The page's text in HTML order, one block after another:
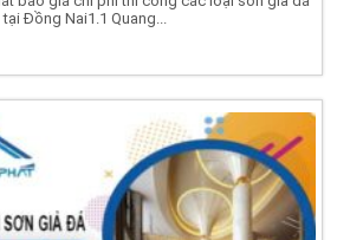
tại Đồng Nai1.1 Quang...